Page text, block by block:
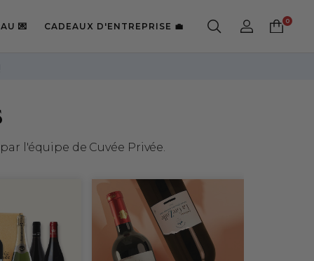
💌 CADEAUX D'ENTREPRISE 💼
l'équipe de Cuvée Privée.